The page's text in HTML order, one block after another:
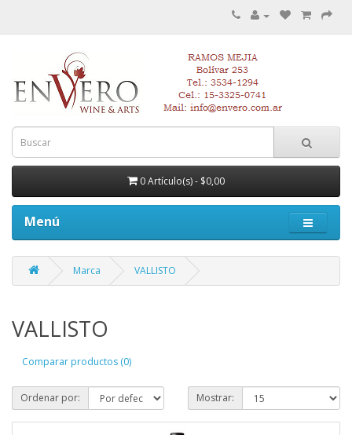
0 Artículo(s) - $0,00
Menú
Marca VALLISTO
VALLISTO
Comparar productos (0)
Ordenar por: Mostrar: